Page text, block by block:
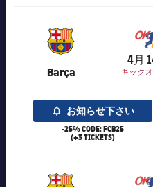
Barça
7,016
4月
キック
お知らせ下さい
-25% CODE: FCB25
(+3 TICKETS)
7,016